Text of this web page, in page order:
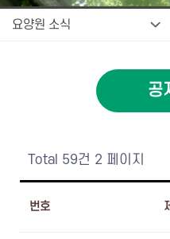
요양원 소식
공
Total 59건 2 페이지
번호